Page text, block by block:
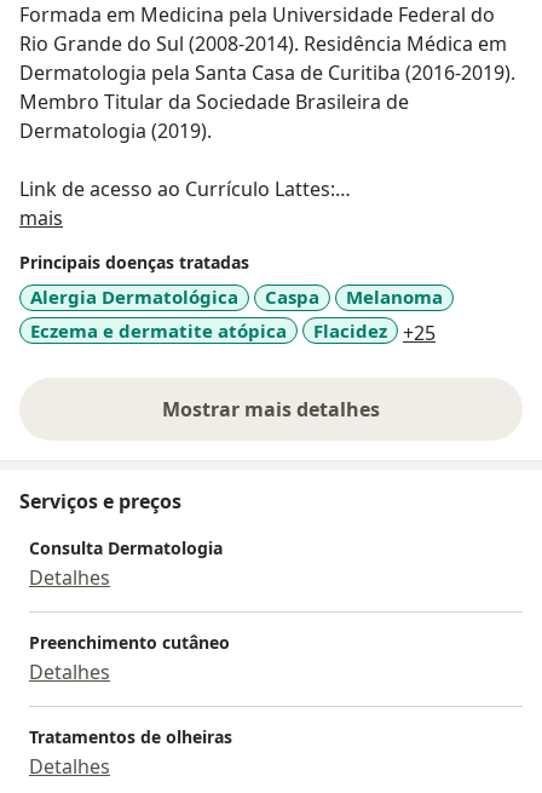
Formada em Medicina pela Universidade Federal do
Rio Grande do Sul (2008-2014). Residência Médica em
Dermatologia pela Santa Casa de Curitiba (2016-2019).
Membro Titular da Sociedade Brasileira de
Dermatologia (2019).
Link de acesso ao Currículo Lattes:
http://lattes.cnpq.br
mais
Principais doenças tratadas
Alergia Dermatológica Caspa
Melanoma
Eczema e dermatite atópica
Flacidez +25
Mostrar mais detalhes
sobre a experiência
Serviços e preços
Consulta Dermatologia
Detalhes
Preenchimento cutâneo
Detalhes
Tratamentos de olheiras
Detalhes